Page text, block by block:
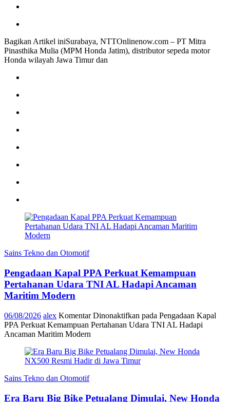
Bagikan Artikel iniSurabaya, NTTOnlinenow.com – PT Mitra
Pinasthika Mulia (MPM Honda Jatim), distributor sepeda motor
Honda wilayah Jawa Timur dan
Sains Tekno dan Otomotif
Pengadaan Kapal PPA Perkuat Kemampuan
Pertahanan Udara TNI AL Hadapi Ancaman
Maritim Modern
06/08/2026 alex Komentar Dinonaktifkan pada Pengadaan Kapal
PPA Perkuat Kemampuan Pertahanan Udara TNI AL Hadapi
Ancaman Maritim Modern
Sains Tekno dan Otomotif
Era Baru Big Bike Petualang Dimulai, New Honda